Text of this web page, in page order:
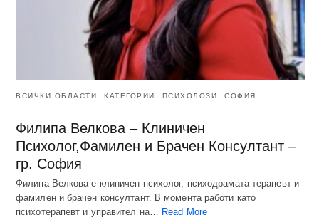
ВСИЧКИ ОБЛАСТИ КАТЕГОРИИ ПСИХОЛОЗИ СОФИЯ
Филипа Велкова – Клиничен
Психолог,Фамилен и Брачен Консултант –
гр. София
Филипа Велкова е клиничен психолог, психодрамата терапевт и
фамилен и брачен консултант. В момента работи като
психотерапевт и управител на… Read More